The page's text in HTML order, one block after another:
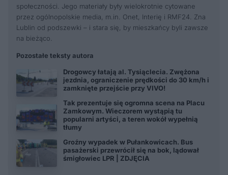
społeczności. Jego materiały były wielokrotnie cytowane
przez ogólnopolskie media, m.in. Onet, Interię i RMF24. Zna
Lublin od podszewki – i stara się, by mieszkańcy byli zawsze
na bieżąco.
Pozostałe teksty autora
Drogowcy łatają al. Tysiąclecia. Zwężona
jezdnia, ograniczenie prędkości do 30 km/h i
zamknięte przejście przy VIVO!
Tak prezentuje się ogromna scena na Placu
Zamkowym. Wieczorem wystąpią tu
popularni artyści, a teren wokół wypełnią
tłumy
Groźny wypadek w Pułankowicach. Bus
pasażerski przewrócił się na bok, lądował
śmigłowiec LPR | ZDJĘCIA